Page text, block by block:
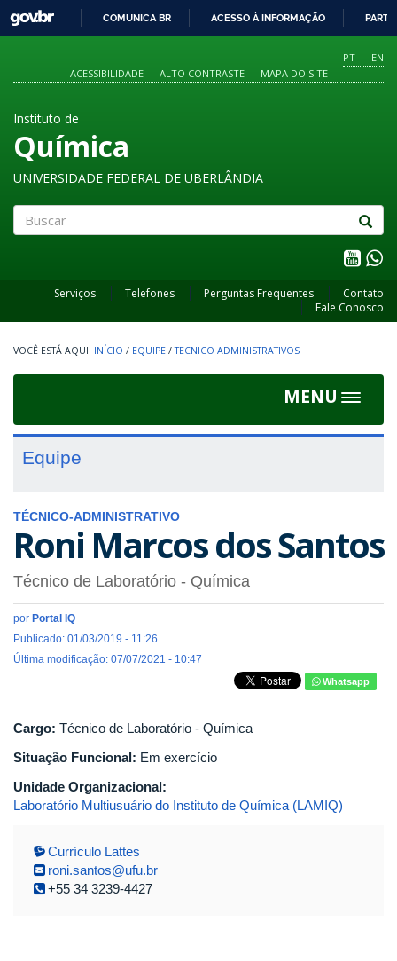
O
CONTEÚDO
GOVBR
COMUNICA BR ACESSO À INFORMAÇÃO
PT
EN
ACESSIBILIDADE
ALTO CONTRASTE MAPA DO SITE
Instituto de
Química
UNIVERSIDADE FEDERAL DE UBERLÂNDIA
Serviços Telefones Perguntas Frequentes
Contato
Fale Conosco
INÍCIO / EQUIPE / TECNICO ADMINISTRATIVOS
MENU
Toggle
Equipe
TÉCNICO-ADMINISTRATIVO
Roni Marcos dos Santos
Técnico de Laboratório - Química
por Portal IQ
Publicado: 01/03/2019 - 11:26
Última modificação: 07/07/2021 - 10:47
Whatsapp
Cargo: Técnico de Laboratório - Química
Situação Funcional: Em exercício
Unidade Organizacional:
Laboratório Multiusuário do Instituto de Química (LAMIQ)
Currículo Lattes
roni.santos@ufu.br
+55 34 3239-4427